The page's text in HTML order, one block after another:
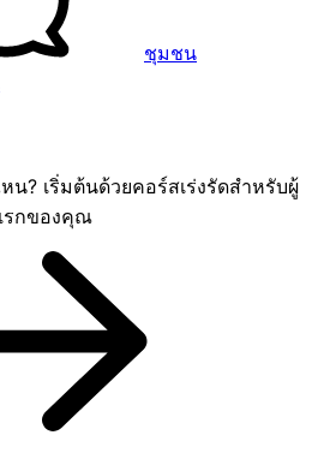
ชุมชน
น? เริ่มต้นด้วยคอร์สเร่งรัดสำหรับผู้
รกของคุณ